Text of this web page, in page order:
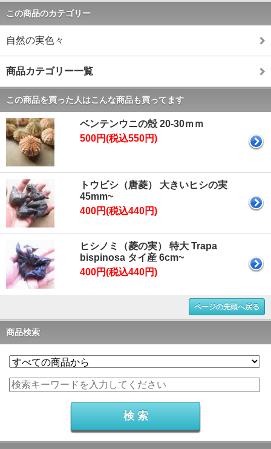
この商品のカテゴリー
自然の実色々
商品カテゴリー一覧
この商品を買った人はこんな商品も買ってます
ベンテンウニの殻 20-30ｍｍ
500円(税込550円)
トウビシ（唐菱） 大きいヒシの実
45mm~
400円(税込440円)
ヒシノミ（菱の実） 特大 Trapa
bispinosa タイ産 6cm~
400円(税込440円)
ページの先頭へ戻る
商品検索